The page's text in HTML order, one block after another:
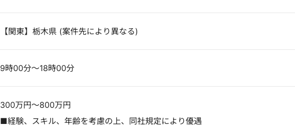
【関東】栃木県 (案件先により異なる)
9時00分～18時00分
300万円～800万円
■経験、スキル、年齢を考慮の上、同社規定により優遇